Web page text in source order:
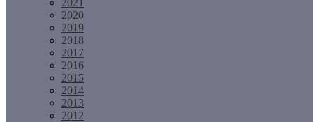
2021
2020
2019
2018
2017
2016
2015
2014
2013
2012